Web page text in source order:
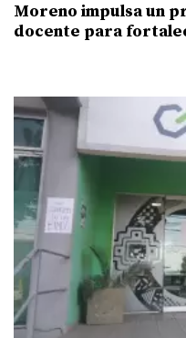
Moreno impulsa un
docente para